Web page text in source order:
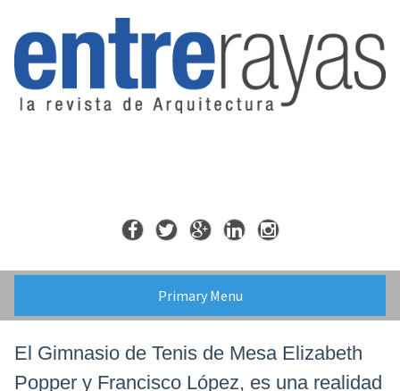
content
Primary Menu
El Gimnasio de Tenis de Mesa Elizabeth
Popper y Francisco López, es una realidad